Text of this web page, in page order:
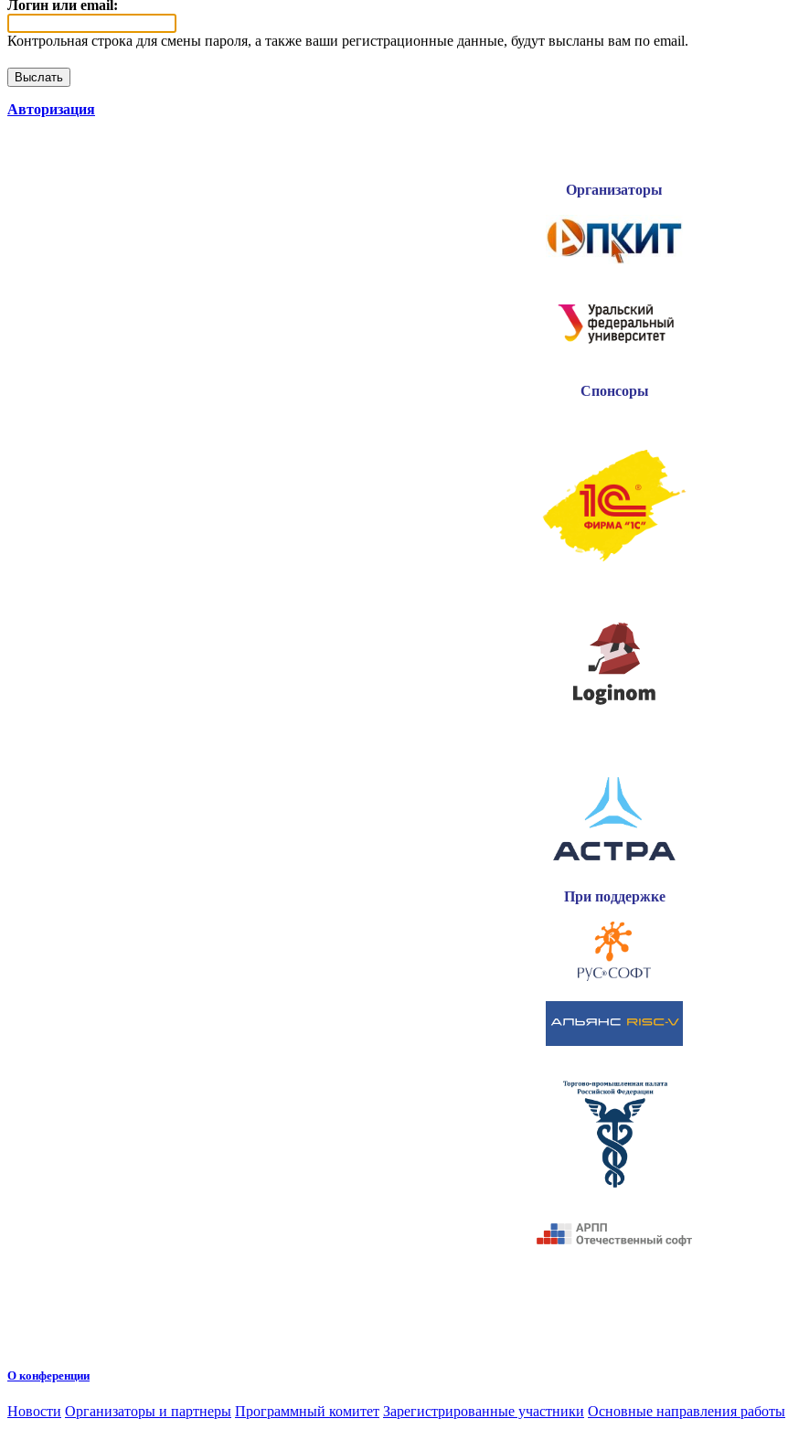
Логин или email:
Контрольная строка для смены пароля, а также ваши регистрационные данные, будут высланы вам по email.
Авторизация
Организаторы
Спонсоры
При поддержке
О конференции
Новости Организаторы и партнеры Программный комитет Зарегистрированные участники Основные направления работы